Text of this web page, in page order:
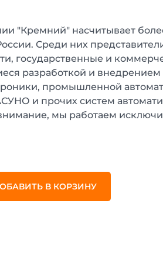
"Кремний" насчитывает
Среди них
государственные и
разработкой и
промышленной
и прочих систем
мы работаем
В КОРЗИНУ